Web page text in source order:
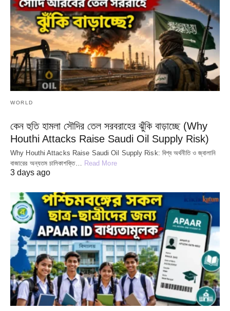
WORLD
কেন হুতি হামলা সৌদির তেল সরবরাহের ঝুঁকি বাড়াচ্ছে (Why
Houthi Attacks Raise Saudi Oil Supply Risk)
Why Houthi Attacks Raise Saudi Oil Supply Risk: বিশ্ব অর্থনীতি ও জ্বালানি
বাজারের অন্যতম চালিকাশক্তি… Read More
3 days ago